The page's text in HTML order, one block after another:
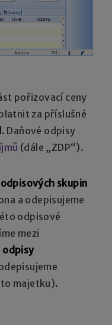
pořizovací ceny
za příslušné
. Daňové odpisy
(dále „ZDP“).
skupin
a odepisujeme
odpisové
mezi
odpisy
majetku).